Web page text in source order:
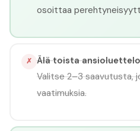
osoittaa
✗ Älä toista
Valitse 2–3 saavutusta,
vaatimuksia.